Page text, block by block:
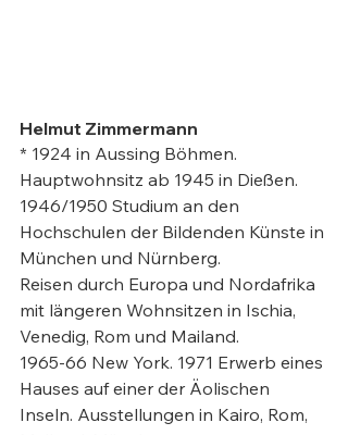
Helmut Zimmermann
* 1924 in Aussing Böhmen.
Hauptwohnsitz ab 1945 in Dießen.
1946/1950 Studium an den
Hochschulen der Bildenden Künste in
München und Nürnberg.
Reisen durch Europa und Nordafrika
mit längeren Wohnsitzen in Ischia,
Venedig, Rom und Mailand.
1965-66 New York. 1971 Erwerb eines
Hauses auf einer der Äolischen
Inseln. Ausstellungen in Kairo, Rom,